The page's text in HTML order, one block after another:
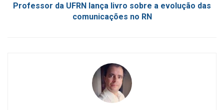
Professor da UFRN lança livro sobre a evolução das
comunicações no RN